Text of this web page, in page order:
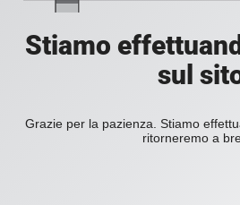
Stiamo
sul
Grazie per la pazienza. Stiamo
ritorneremo a